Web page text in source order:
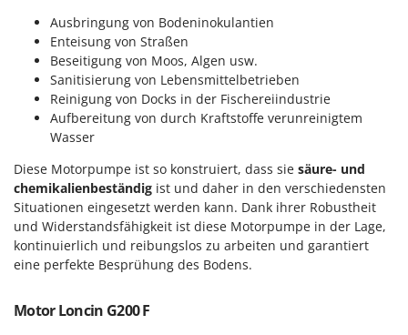
Mehrzweck-Sauggeräte
Minibacköfen
Motorhacken - Gartenfräsen
Motorspritzen
Mulcher für Traktor
N
Notstromaggregat
Nudelmaschinen
O
Obstmühlen Obsthäcksler Obstmuser
Obstpressen
FARMER
FBC
Ferrari Group
Ferroni
Ferrua
FIEM
Fimar
FINI
Fiorentini
Flymo
Ausbringung von Bodeninokulantien
Enteisung von Straßen
Beseitigung von Moos, Algen usw.
Sanitisierung von Lebensmittelbetrieben
Reinigung von Docks in der Fischereiindustrie
Aufbereitung von durch Kraftstoffe verunreinigtem
Wasser
Diese Motorpumpe ist so konstruiert, dass sie säure- und
chemikalienbeständig ist und daher in den verschiedensten
Situationen eingesetzt werden kann. Dank ihrer Robustheit
und Widerstandsfähigkeit ist diese Motorpumpe in der Lage,
kontinuierlich und reibungslos zu arbeiten und garantiert
eine perfekte Besprühung des Bodens.
Motor Loncin G200 F